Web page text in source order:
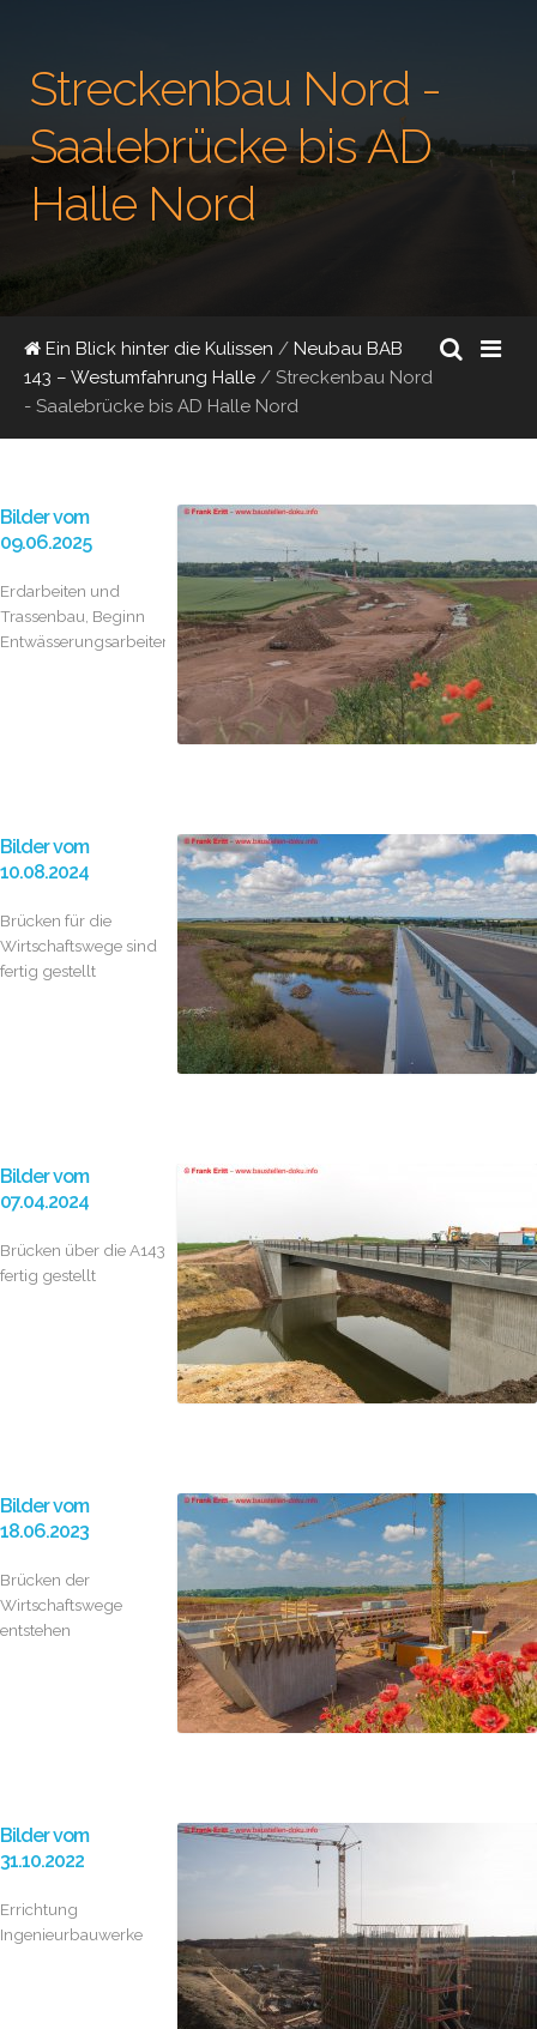
Streckenbau Nord -
Saalebrücke bis AD
Halle Nord
Ein Blick hinter die Kulissen / Neubau BAB
143 – Westumfahrung Halle / Streckenbau Nord
- Saalebrücke bis AD Halle Nord
Bilder vom
09.06.2025
Erdarbeiten und
Trassenbau, Beginn
Entwässerungsarbeiten
Bilder vom
10.08.2024
Brücken für die
Wirtschaftswege sind
fertig gestellt
Bilder vom
07.04.2024
Brücken über die A143
fertig gestellt
Bilder vom
18.06.2023
Brücken der
Wirtschaftswege
entstehen
Bilder vom
31.10.2022
Errichtung
Ingenieurbauwerke